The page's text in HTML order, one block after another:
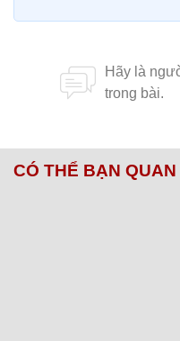
CÓ THỂ BẠN QUAN